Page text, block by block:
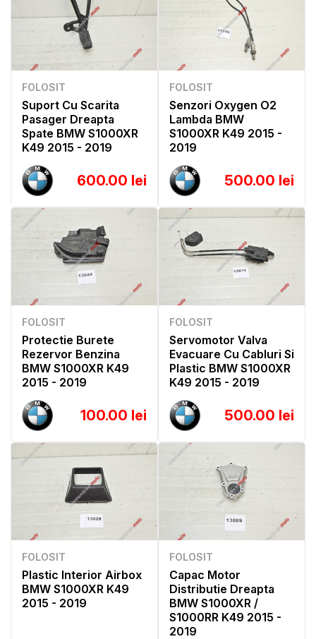
FOLOSIT
Suport Cu Scarita
Pasager Dreapta
Spate BMW S1000XR
K49 2015 - 2019
600.00 lei
FOLOSIT
Senzori Oxygen O2
Lambda BMW
S1000XR K49 2015 -
2019
500.00 lei
FOLOSIT
Protectie Burete
Rezervor Benzina
BMW S1000XR K49
2015 - 2019
100.00 lei
FOLOSIT
Servomotor Valva
Evacuare Cu Cabluri Si
Plastic BMW S1000XR
K49 2015 - 2019
500.00 lei
FOLOSIT
Plastic Interior Airbox
BMW S1000XR K49
2015 - 2019
FOLOSIT
Capac Motor
Distributie Dreapta
BMW S1000XR /
S1000RR K49 2015 -
2019